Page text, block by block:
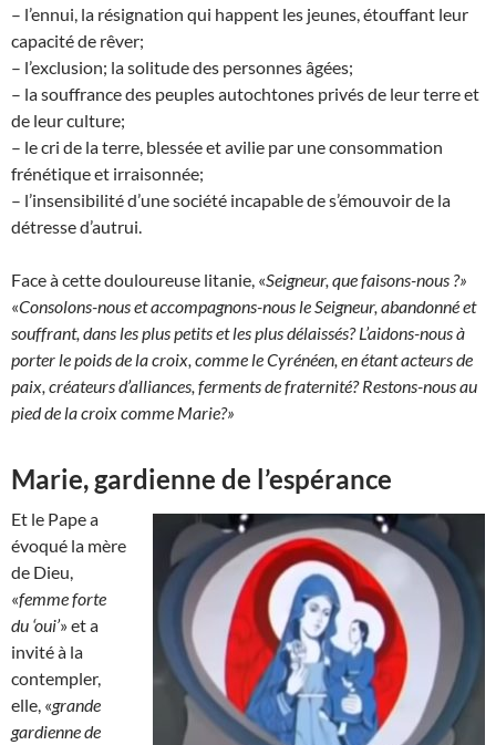
– l’ennui, la résignation qui happent les jeunes, étouffant leur
capacité de rêver;
– l’exclusion; la solitude des personnes âgées;
– la souffrance des peuples autochtones privés de leur terre et
de leur culture;
– le cri de la terre, blessée et avilie par une consommation
frénétique et irraisonnée;
– l’insensibilité d’une société incapable de s’émouvoir de la
détresse d’autrui.
Face à cette douloureuse litanie, «Seigneur, que faisons-nous ?»
«Consolons-nous et accompagnons-nous le Seigneur, abandonné et
souffrant, dans les plus petits et les plus délaissés? L’aidons-nous à
porter le poids de la croix, comme le Cyrénéen, en étant acteurs de
paix, créateurs d’alliances, ferments de fraternité? Restons-nous au
pied de la croix comme Marie?»
Marie, gardienne de l’espérance
Et le Pape a
évoqué la mère
de Dieu,
«femme forte
du ‘oui’» et a
invité à la
contempler,
elle, «grande
gardienne de